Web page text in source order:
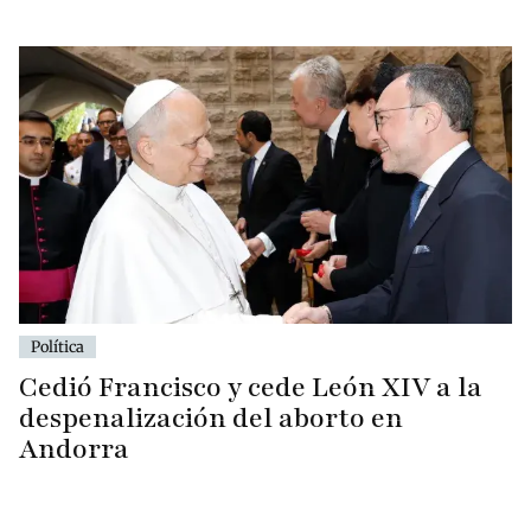
Política
Cedió Francisco y cede León XIV a la
despenalización del aborto en
Andorra